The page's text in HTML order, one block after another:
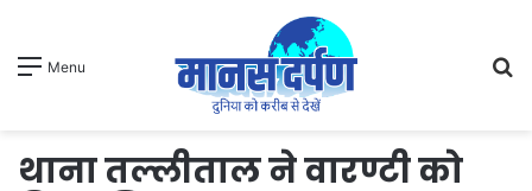
Menu
थाना तल्लीताल ने वारण्टी को